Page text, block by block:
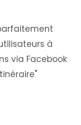
à
via Facebook